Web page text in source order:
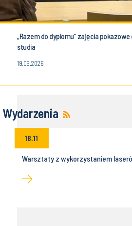
„Razem do dyplomu” zajęcia
studia
19.06.2026
Wydarzenia
18.11
Warsztaty z wykorzystaniem